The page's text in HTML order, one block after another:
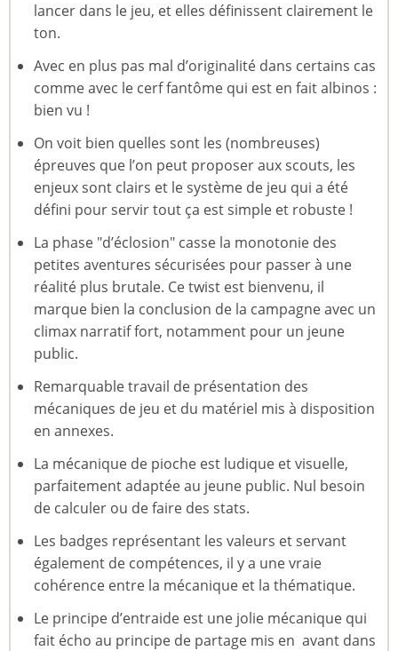
lancer dans le jeu, et elles définissent clairement le
ton.
Avec en plus pas mal d’originalité dans certains cas
comme avec le cerf fantôme qui est en fait albinos :
bien vu !
On voit bien quelles sont les (nombreuses)
épreuves que l’on peut proposer aux scouts, les
enjeux sont clairs et le système de jeu qui a été
défini pour servir tout ça est simple et robuste !
La phase "d’éclosion" casse la monotonie des
petites aventures sécurisées pour passer à une
réalité plus brutale. Ce twist est bienvenu, il
marque bien la conclusion de la campagne avec un
climax narratif fort, notamment pour un jeune
public.
Remarquable travail de présentation des
mécaniques de jeu et du matériel mis à disposition
en annexes.
La mécanique de pioche est ludique et visuelle,
parfaitement adaptée au jeune public. Nul besoin
de calculer ou de faire des stats.
Les badges représentant les valeurs et servant
également de compétences, il y a une vraie
cohérence entre la mécanique et la thématique.
Le principe d’entraide est une jolie mécanique qui
fait écho au principe de partage mis en avant dans